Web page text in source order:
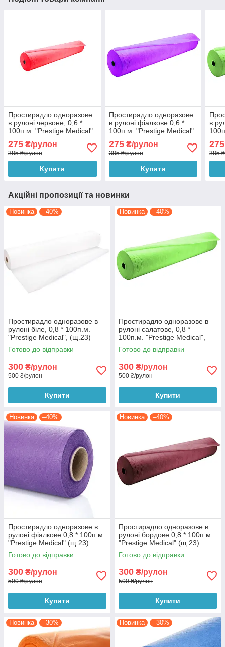
Простирадло одноразове
в рулоні червоне, 0,6 *
100п.м. "Prestige Medical"
(пл.23)
275 ₴/рулон
385 ₴/рулон
Купити
Простирадло одноразове
в рулоні фіалкове 0,6 *
100п.м. "Prestige Medical"
(щ.23)
275₴/рулон
385 ₴/рулон
Купити
в
275
385
Акційні пропозиції та новинки
Новинка –40%
Простирадло одноразове в
рулоні біле, 0,8 * 100п.м.
"Prestige Medical", (щ.23)
Готово до відправки
300 ₴/рулон
500 ₴/рулон
Купити
Новинка –40%
Простирадло одноразове в
рулоні салатове, 0,8 *
100п.м. "Prestige Medical",
(щ.23)
Готово до відправки
300 ₴/рулон
500 ₴/рулон
Купити
Новинка –40%
Простирадло одноразове в
рулоні фіалкове 0,8 * 100п.м.
"Prestige Medical" (щ.23)
Готово до відправки
300 ₴/рулон
500 ₴/рулон
Купити
Новинка –40%
Простирадло одноразове в
рулоні бордове 0,8 * 100п.м.
"Prestige Medical" (щ.23)
Готово до відправки
300 ₴/рулон
500 ₴/рулон
Купити
Новинка –30% Новинка –30%